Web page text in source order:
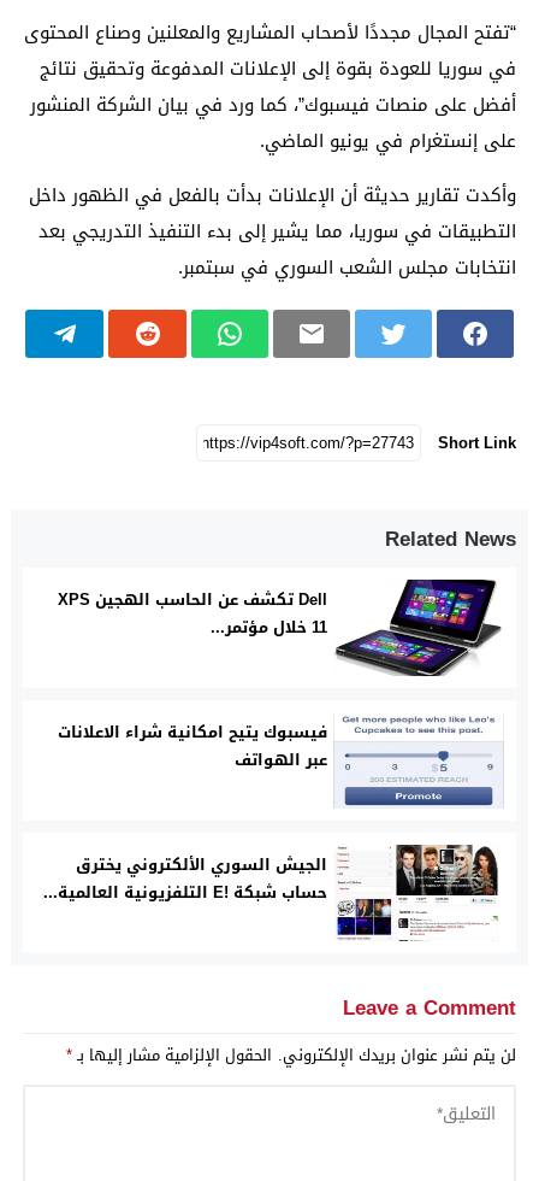
“تفتح المجال مجددًا لأصحاب المشاريع والمعلنين وصناع المحتوى
في سوريا للعودة بقوة إلى الإعلانات المدفوعة وتحقيق نتائج
أفضل على منصات فيسبوك”، كما ورد في بيان الشركة المنشور
على إنستغرام في يونيو الماضي.
وأكدت تقارير حديثة أن الإعلانات بدأت بالفعل في الظهور داخل
التطبيقات في سوريا، مما يشير إلى بدء التنفيذ التدريجي بعد
انتخابات مجلس الشعب السوري في سبتمبر.
Short Link
Related News
Dell تكشف عن الحاسب الهجين XPS
11 خلال مؤتمر...
فيسبوك يتيح امكانية شراء الاعلانات
عبر الهواتف
الجيش السوري الألكتروني يخترق
حساب شبكة !E التلفزيونية العالمية...
Leave a Comment
لن يتم نشر عنوان بريدك الإلكتروني. الحقول الإلزامية مشار إليها بـ*